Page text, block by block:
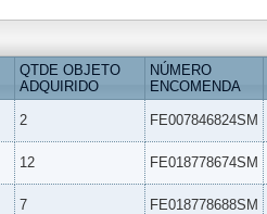
QTDE OBJETO
ADQUIRIDO
NÚMERO
ENCOMENDA
2 FE007846824SM
12 FE018778674SM
7 FE018778688SM